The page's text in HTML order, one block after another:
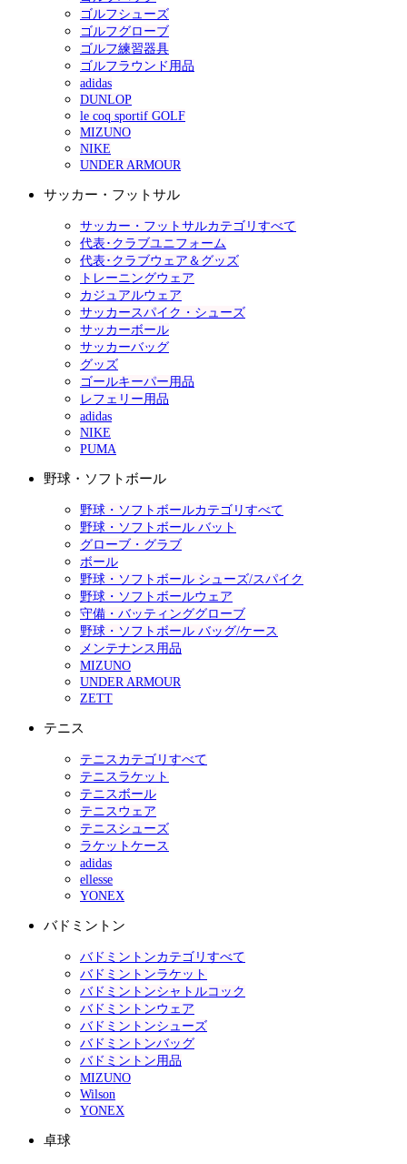
ゴルフシューズ
ゴルフグローブ
ゴルフ練習器具
ゴルフラウンド用品
adidas
DUNLOP
le coq sportif GOLF
MIZUNO
NIKE
UNDER ARMOUR
サッカー・フットサル
サッカー・フットサルカテゴリすべて
代表･クラブユニフォーム
代表･クラブウェア＆グッズ
トレーニングウェア
カジュアルウェア
サッカースパイク・シューズ
サッカーボール
サッカーバッグ
グッズ
ゴールキーパー用品
レフェリー用品
adidas
NIKE
PUMA
野球・ソフトボール
野球・ソフトボールカテゴリすべて
野球・ソフトボール バット
グローブ・グラブ
ボール
野球・ソフトボール シューズ/スパイク
野球・ソフトボールウェア
守備・バッティンググローブ
野球・ソフトボール バッグ/ケース
メンテナンス用品
MIZUNO
UNDER ARMOUR
ZETT
テニス
テニスカテゴリすべて
テニスラケット
テニスボール
テニスウェア
テニスシューズ
ラケットケース
adidas
ellesse
YONEX
バドミントン
バドミントンカテゴリすべて
バドミントンラケット
バドミントンシャトルコック
バドミントンウェア
バドミントンシューズ
バドミントンバッグ
バドミントン用品
MIZUNO
Wilson
YONEX
卓球